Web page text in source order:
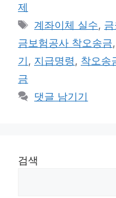
리
제
태
그
계좌이체 실수,
금보험공사 착오송금,
기 , 지급명령 , 착오송
금
댓글 남기기
검색